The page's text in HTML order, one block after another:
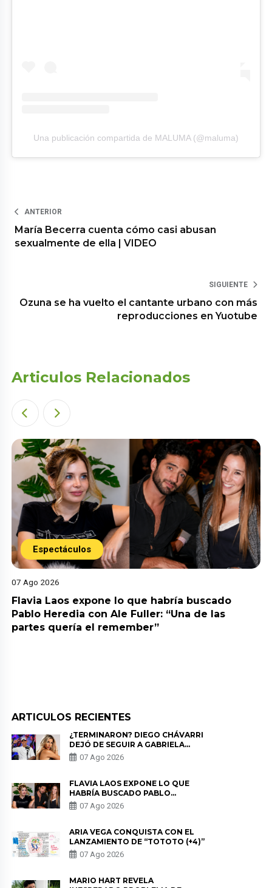
Una publicación compartida de MALUMA (@maluma)
ANTERIOR
María Becerra cuenta cómo casi abusan
sexualmente de ella | VIDEO
SIGUIENTE
Ozuna se ha vuelto el cantante urbano con más
reproducciones en Yuotube
Articulos Relacionados
Espectáculos
07 Ago 2026
Flavia Laos expone lo que habría buscado
Pablo Heredia con Ale Fuller: “Una de las
partes quería el remember”
ARTICULOS RECIENTES
¿TERMINARON? DIEGO CHÁVARRI
DEJÓ DE SEGUIR A GABRIELA
HERRERA Y ANUNCIA SU SALIDA
DE PÓDCAST
07 Ago 2026
FLAVIA LAOS EXPONE LO QUE
HABRÍA BUSCADO PABLO
HEREDIA CON ALE FULLER: “UNA
DE LAS PARTES QUERÍA EL
07 Ago 2026
ARIA VEGA CONQUISTA CON EL
LANZAMIENTO DE “TOTOTO (+4)”
07 Ago 2026
MARIO HART REVELA